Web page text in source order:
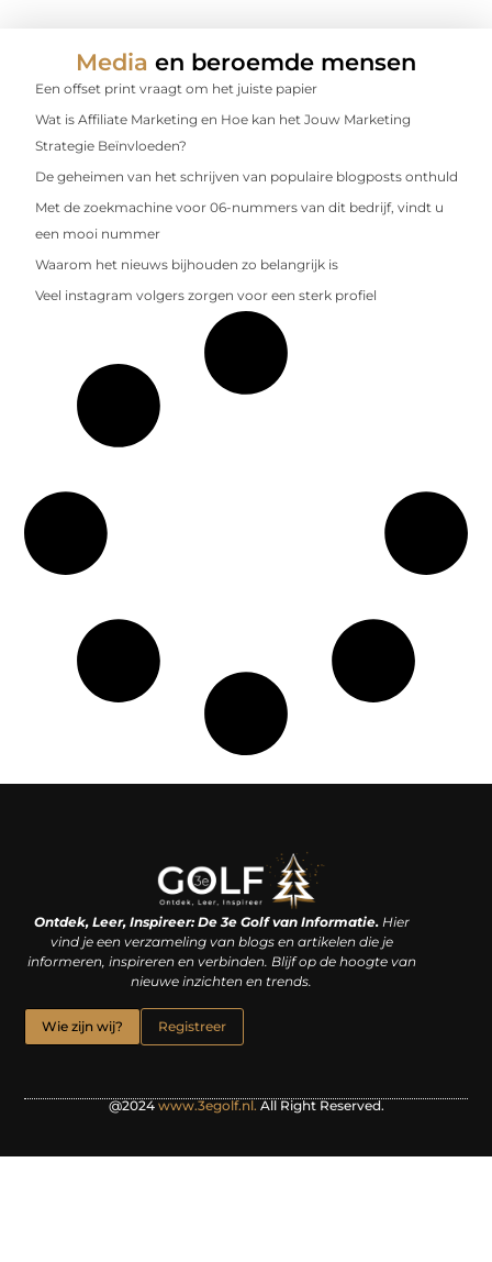
Media en beroemde mensen
Een offset print vraagt om het juiste papier
Wat is Affiliate Marketing en Hoe kan het Jouw Marketing
Strategie Beïnvloeden?
De geheimen van het schrijven van populaire blogposts onthuld
Met de zoekmachine voor 06-nummers van dit bedrijf, vindt u
een mooi nummer
Waarom het nieuws bijhouden zo belangrijk is
Veel instagram volgers zorgen voor een sterk profiel
Ontdek, Leer, Inspireer: De 3e Golf van Informatie.Hier
vind je een verzameling van blogs en artikelen die je
informeren, inspireren en verbinden. Blijf op de hoogte van
nieuwe inzichten en trends.
Wie zijn wij? Registreer
@2024 www.3egolf.nl. All Right Reserved.